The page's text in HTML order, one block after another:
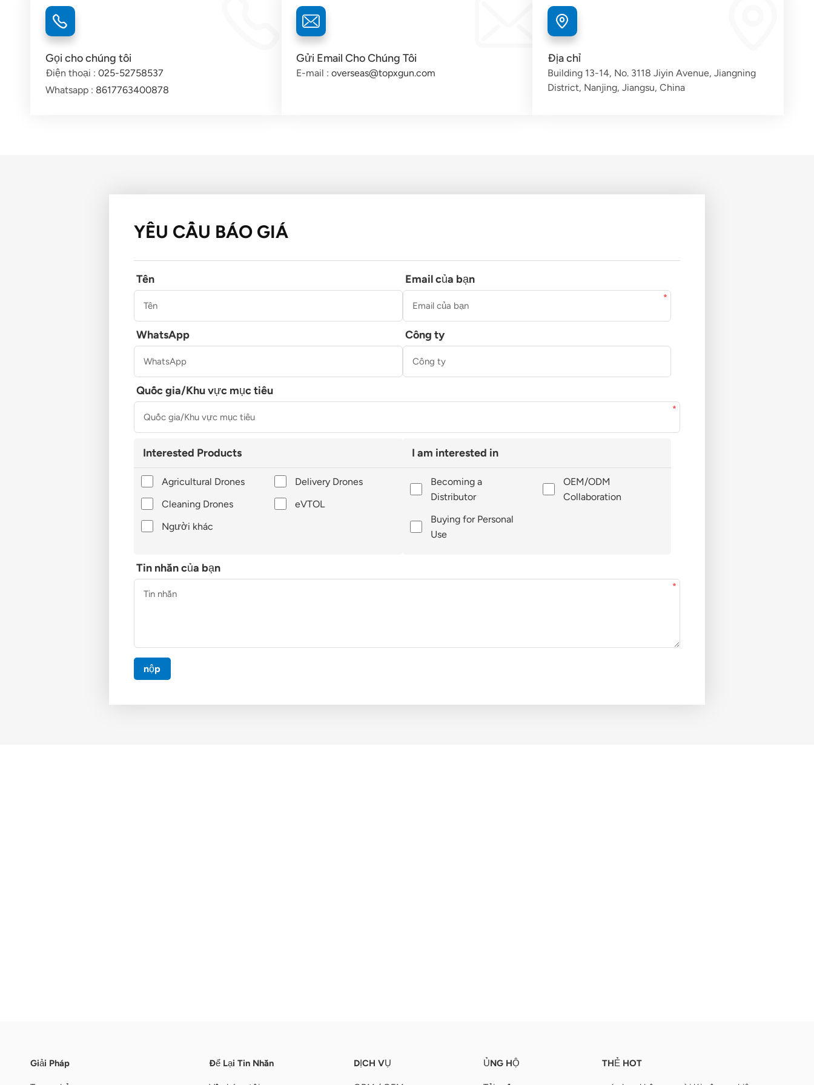
Gọi cho chúng tôi
Điện thoại : 025-52758537
Whatsapp : 8617763400878
Gửi Email Cho Chúng Tôi
E-mail :overseas@topxgun.com
Địa chỉ
Building 13-14, No. 3118 Jiyin Avenue, Jiangning
District, Nanjing, Jiangsu, China
YÊU CẦU BÁO GIÁ
Tên Email của bạn
WhatsApp Công ty
Quốc gia/Khu vực mục tiêu
Interested Products
Agricultural Drones
Delivery Drones
Cleaning Drones
eVTOL
Người khác
I am interested in
Becoming a
Distributor
OEM/ODM
Collaboration
Buying for Personal
Use
Tin nhắn của bạn
nộp
Giải Pháp Để Lại Tin Nhắn DỊCH VỤ ỦNG HỘ THẺ HOT